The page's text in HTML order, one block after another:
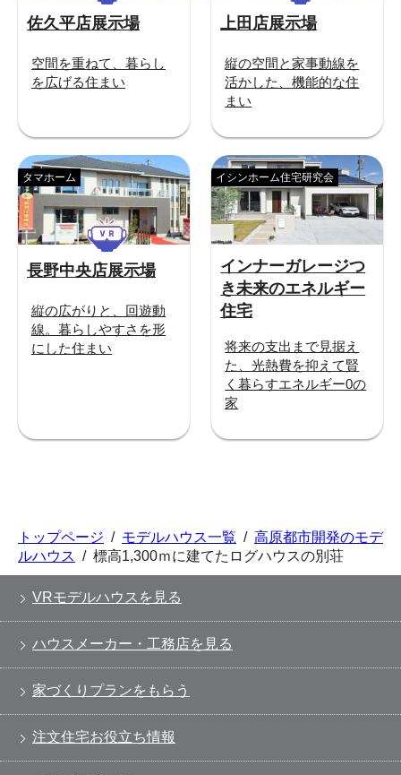
佐久平店展示場
空間を重ねて、暮らし
を広げる住まい
上田店展示場
縦の空間と家事動線を
活かした、機能的な住
まい
長野中央店展示場
タマホーム
縦の広がりと、回遊動
線。暮らしやすさを形
にした住まい
インナーガレージつ
き未来のエネルギー
住宅
イシンホーム住宅研究会
将来の支出まで見据え
た、光熱費を抑えて賢
く暮らすエネルギー0の
家
トップページ / モデルハウス一覧 / 高原都市開発のモデ
ルハウス / 標高1,300ｍに建てたログハウスの別荘
VRモデルハウスを見る
ハウスメーカー・工務店を見る
家づくりプランをもらう
注文住宅お役立ち情報